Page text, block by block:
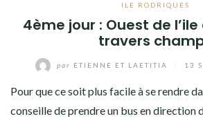
ILE RODRIQUES
4ème jour : Ouest de
travers
par ETIENNE ET LAETITIA 13
Pour que ce soit plus facile à se rendre
conseille de prendre un bus en direction
QUI SOMMES-NOUS ?